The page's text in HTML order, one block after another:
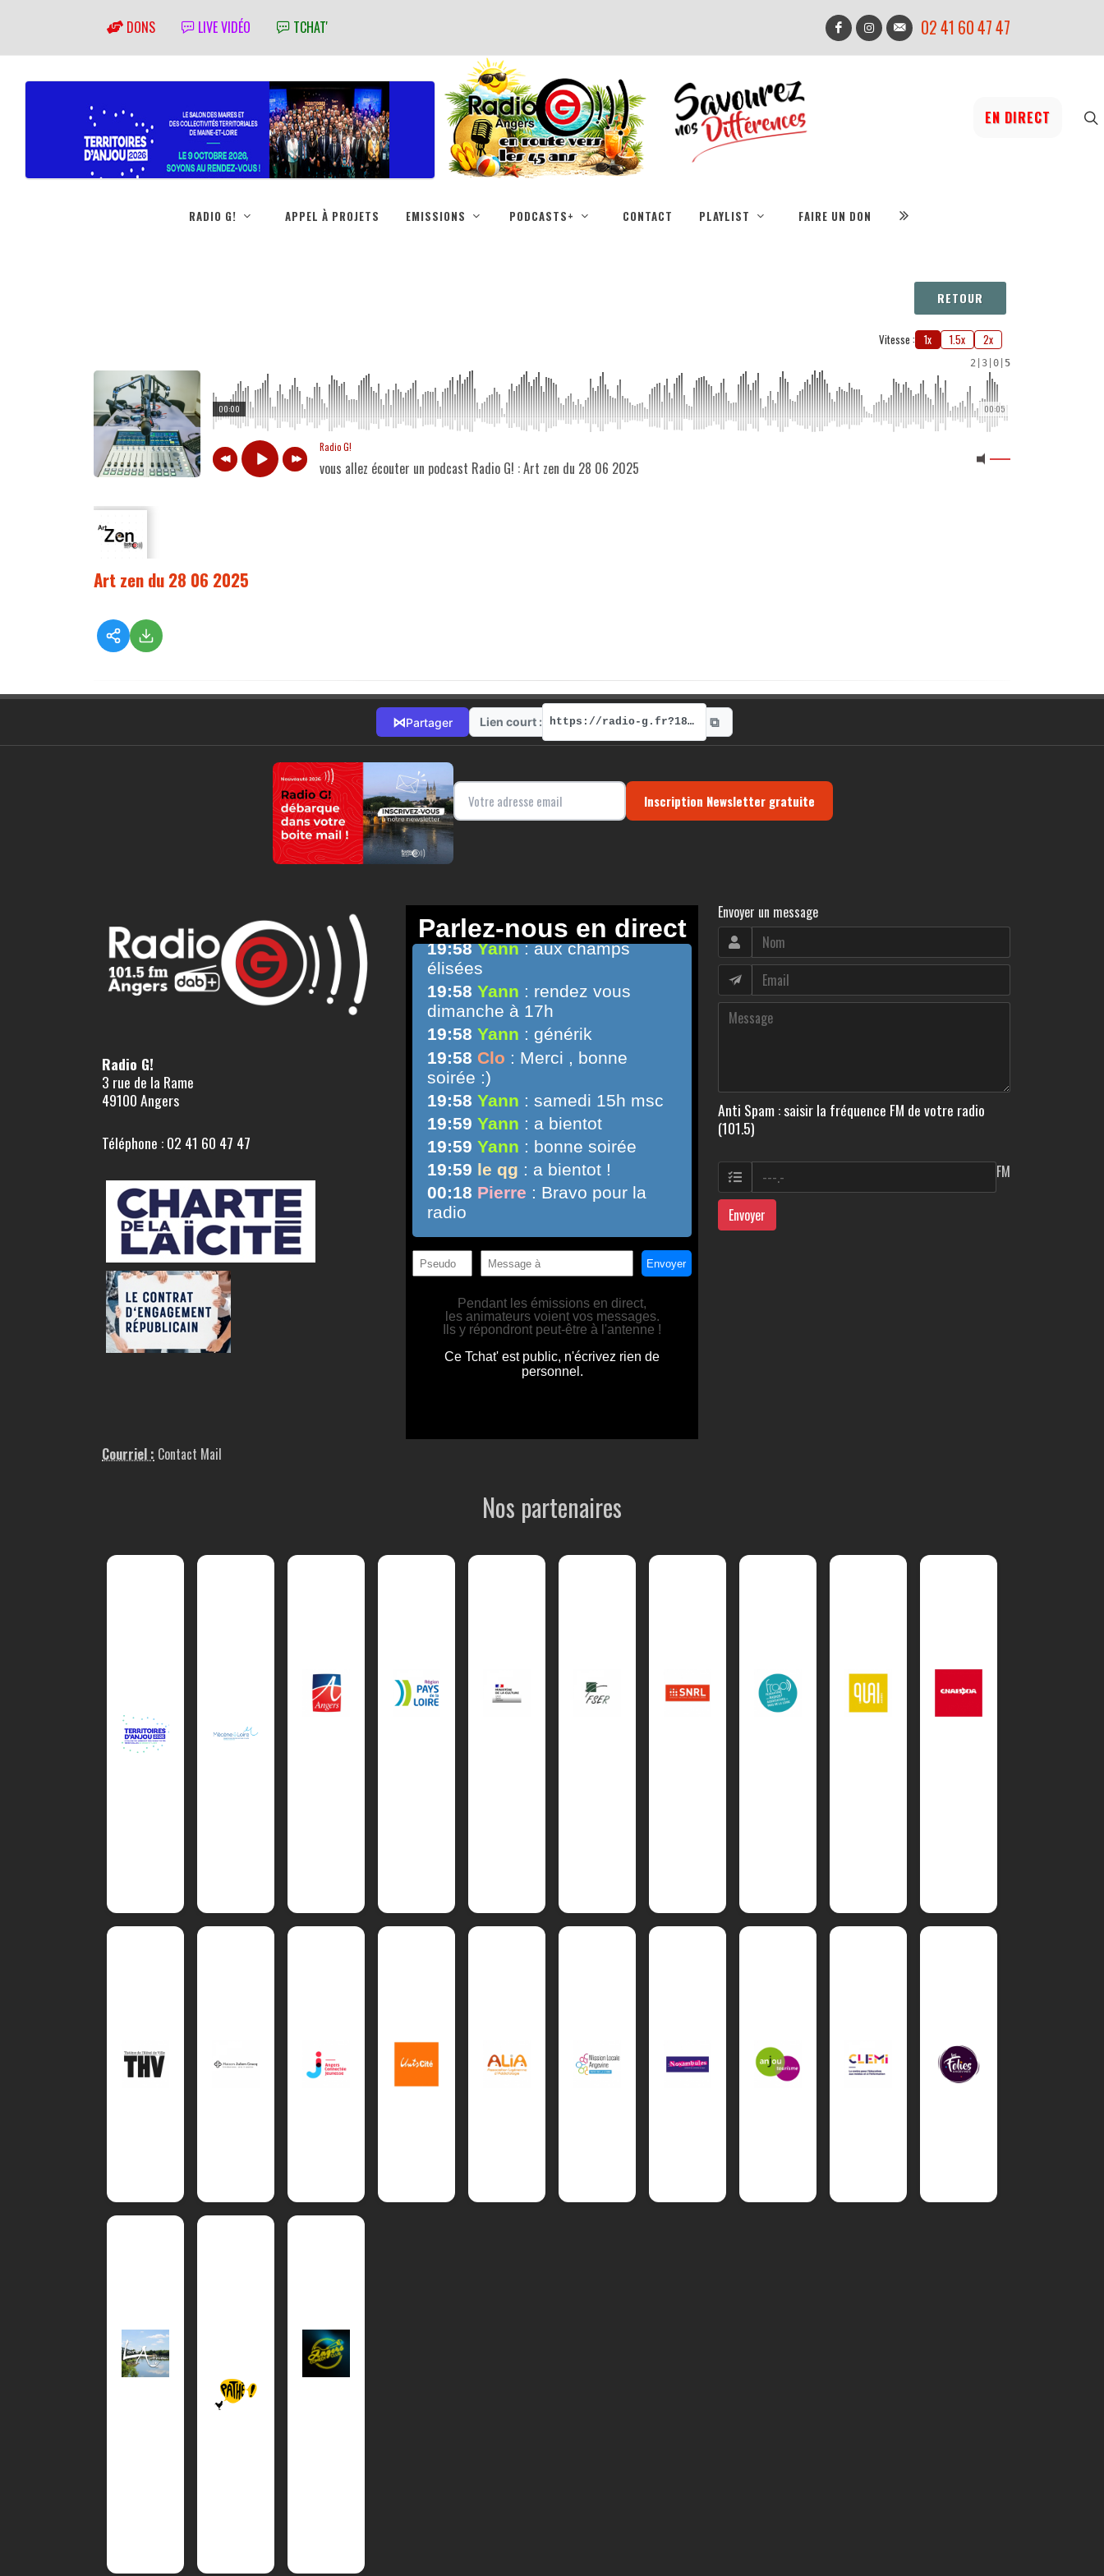
DONS LIVE VIDÉO TCHAT' 02 41 60 47 47
EN DIRECT
RADIO G! APPEL À PROJETS EMISSIONS PODCASTS+ CONTACT PLAYLIST FAIRE UN DON
RETOUR
Vitesse : 1x 1.5x 2x
2 3 0 5
00:05
00:00
Radio G!
vous allez écouter un podcast Radio G! : Art zen du 28 06 2025
Art zen du 28 06 2025
⋈Partager Lien court : https://radio-g.fr?18063 ⧉
Inscription Newsletter gratuite
Radio G!
3 rue de la Rame
49100 Angers
Téléphone : 02 41 60 47 47
Courriel : Contact Mail
Envoyer un message
Anti Spam : saisir la fréquence FM de votre radio
(101.5)
FM
Envoyer
Nos partenaires